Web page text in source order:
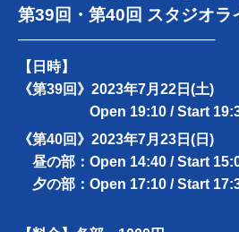
第39回・第40回 スタジオラ
────────────────────
【日時】
《第39回》2023年7月22日(土)
Open 19:10 / Start
《第40回》2023年7月23日(日)
昼の部：Open 14:40 / Start
夕の部：Open 17:10 / Start